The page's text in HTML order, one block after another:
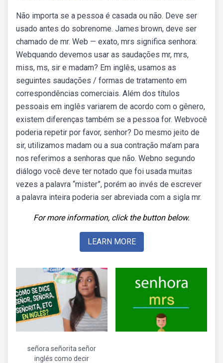
Não importa se a pessoa é casada ou não. Deve ser
usado antes do sobrenome. James brown, deve ser
chamado de mr. Web — exato, mrs significa senhora:
Webquando devemos usar as saudações mr, mrs,
miss, ms, sir e madam? Em inglês, usamos as
seguintes saudações / formas de tratamento em
correspondências comerciais. Além dos títulos
pessoais em inglês variarem de acordo com o gênero,
existem diferenças também se a pessoa for. Webvocê
poderia repetir por favor, senhor? Do mesmo jeito de
sir, utilizamos madam ou a sua contração ma’am para
nos referimos a senhoras que não. Webno segundo
diálogo você deve ter notado que foi usada muitas
vezes a palavra “mister”, porém ao invés de escrever
a palavra inteira poderia ser abreviada com a sigla mr.
For more information, click the button below.
LEARN MORE
señora señorita señor
inglés como decir